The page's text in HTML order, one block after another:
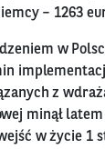
– 1263
w
z
minął latem
w życie 1